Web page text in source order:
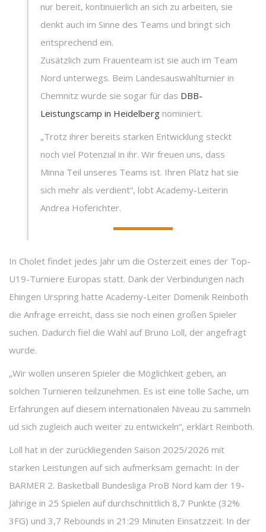
nur bereit, kontinuierlich an sich zu arbeiten, sie
denkt auch im Sinne des Teams und bringt sich
entsprechend ein.
Zusätzlich zum Frauenteam ist sie auch im Team
Nord unterwegs. Beim Landesauswahlturnier in
Chemnitz wurde sie sogar für das DBB-
Leistungscamp in Heidelberg nominiert.
„Trotz ihrer bereits starken Entwicklung steckt
noch viel Potenzial in ihr. Wir freuen uns, dass
Minna Teil unseres Teams ist. Ihren Platz hat sie
sich mehr als verdient“, lobt Academy-Leiterin
Andrea Hoferichter.
In Cholet findet jedes Jahr um die Osterzeit eines der Top-
U19-Turniere Europas statt. Dank der Verbindungen nach
Ehingen Urspring hatte Academy-Leiter Domenik Reinboth
die Anfrage erreicht, dass sie noch einen großen Spieler
suchen. Dadurch fiel die Wahl auf Bruno Loll, der angefragt
wurde.
„Wir wollen unseren Spieler die Möglichkeit geben, an
solchen Turnieren teilzunehmen. Es ist eine tolle Sache, um
Erfahrungen auf diesem internationalen Niveau zu sammeln
ud sich zugleich auch weiter zu entwickeln“, erklärt Reinboth.
Loll hat in der zurückliegenden Saison 2025/2026 mit
starken Leistungen auf sich aufmerksam gemacht: In der
BARMER 2. Basketball Bundesliga ProB Nord kam der 19-
Jährige in 25 Spielen auf durchschnittlich 8,7 Punkte (32%
3FG) und 3,7 Rebounds in 21:29 Minuten Einsatzzeit. In der